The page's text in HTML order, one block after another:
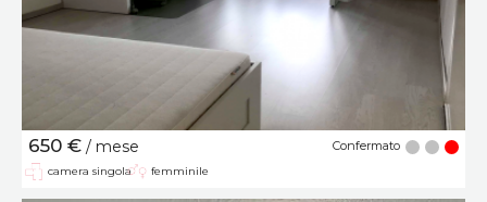
650 € / mese Confermato
camera singola femminile